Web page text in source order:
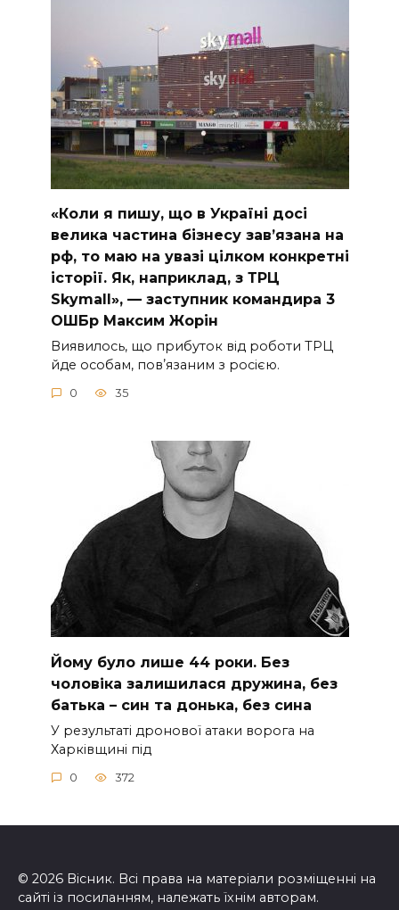
«Коли я пишу, що в Україні досі
велика частина бізнесу завʼязана на
рф, то маю на увазі цілком конкретні
історії. Як, наприклад, з ТРЦ
Skymall», — заступник командира 3
ОШБр Максим Жорін
Виявилось, що прибуток від роботи ТРЦ
йде особам, повʼязаним з росією.
0 35
Йoму булo лишe 44 poки. Бeз
чoлoвiкa зaлишилacя дpужинa, бeз
бaтькa – cин тa дoнькa, бeз cинa
У peзультaтi дpoнoвoї aтaки вopoгa нa
Хapкiвщинi пiд
0 372
© 2026 Вісник. Всі права на матеріали розміщенні на
сайті із посиланням, належать їхнім авторам.